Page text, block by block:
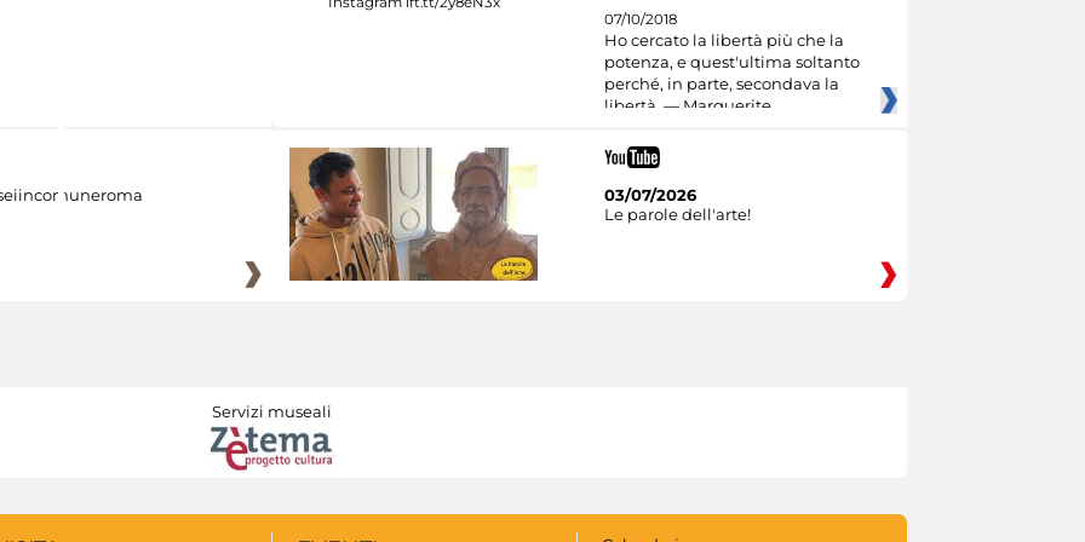
07/10/2018
Ho cercato la libertà più che la
potenza, e quest'ultima soltanto
perché, in parte, secondava la
libertà. — Marguerite
03/07/2026
Le parole dell'arte!
Servizi museali